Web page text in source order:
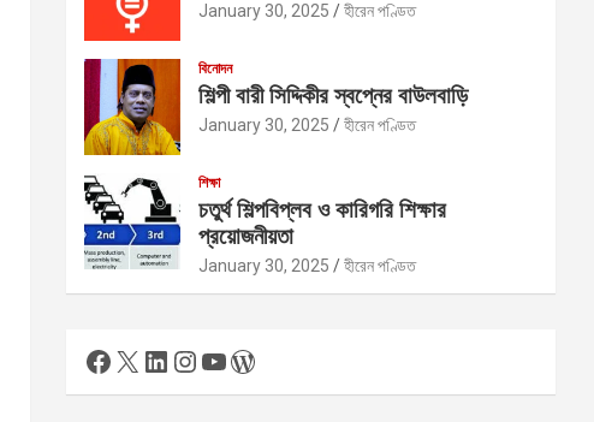
January 30, 2025 হীরেন পণ্ডিত
বিনোদন
শিল্পী বারী সিদ্দিকীর স্বপ্নের বাউলবাড়ি
January 30, 2025 হীরেন পণ্ডিত
শিক্ষা
চতুর্থ শিল্পবিপ্লব ও কারিগরি শিক্ষার
প্রয়োজনীয়তা
January 30, 2025 হীরেন পণ্ডিত
Facebook
X LinkedIn
Instagram
YouTube
WordPress